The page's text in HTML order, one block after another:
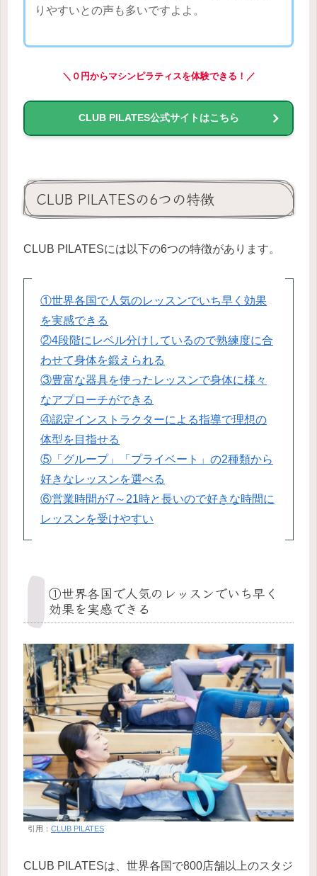
りやすいとの声も多いですよよ。
＼０円からマシンピラティスを体験できる！／
CLUB PILATES公式サイトはこちら
CLUB PILATESの6つの特徴
CLUB PILATESには以下の6つの特徴があります。
①世界各国で人気のレッスンでいち早く効果
を実感できる
②4段階にレベル分けしているので熟練度に合
わせて身体を鍛えられる
③豊富な器具を使ったレッスンで身体に様々
なアプローチができる
④認定インストラクターによる指導で理想の
体型を目指せる
⑤「グループ」「プライベート」の2種類から
好きなレッスンを選べる
⑥営業時間が7～21時と長いので好きな時間に
レッスンを受けやすい
①世界各国で人気のレッスンでいち早く
効果を実感できる
引用： CLUB PILATES
CLUB PILATESは、世界各国で800店舗以上のスタジ